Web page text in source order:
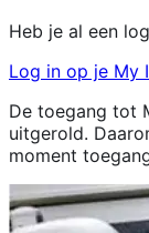
Heb je al een
Log in op je My
De toegang tot
uitgerold.
moment